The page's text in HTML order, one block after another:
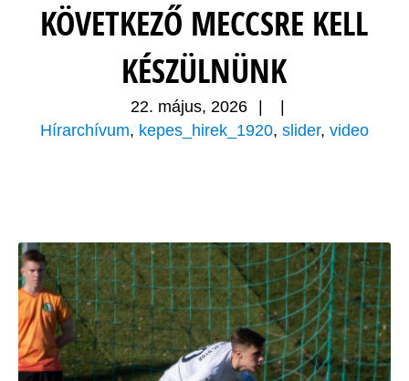
KÖVETKEZŐ MECCSRE KELL
KÉSZÜLNÜNK
22. május, 2026
Hírarchívum, kepes_hirek_1920, slider, video